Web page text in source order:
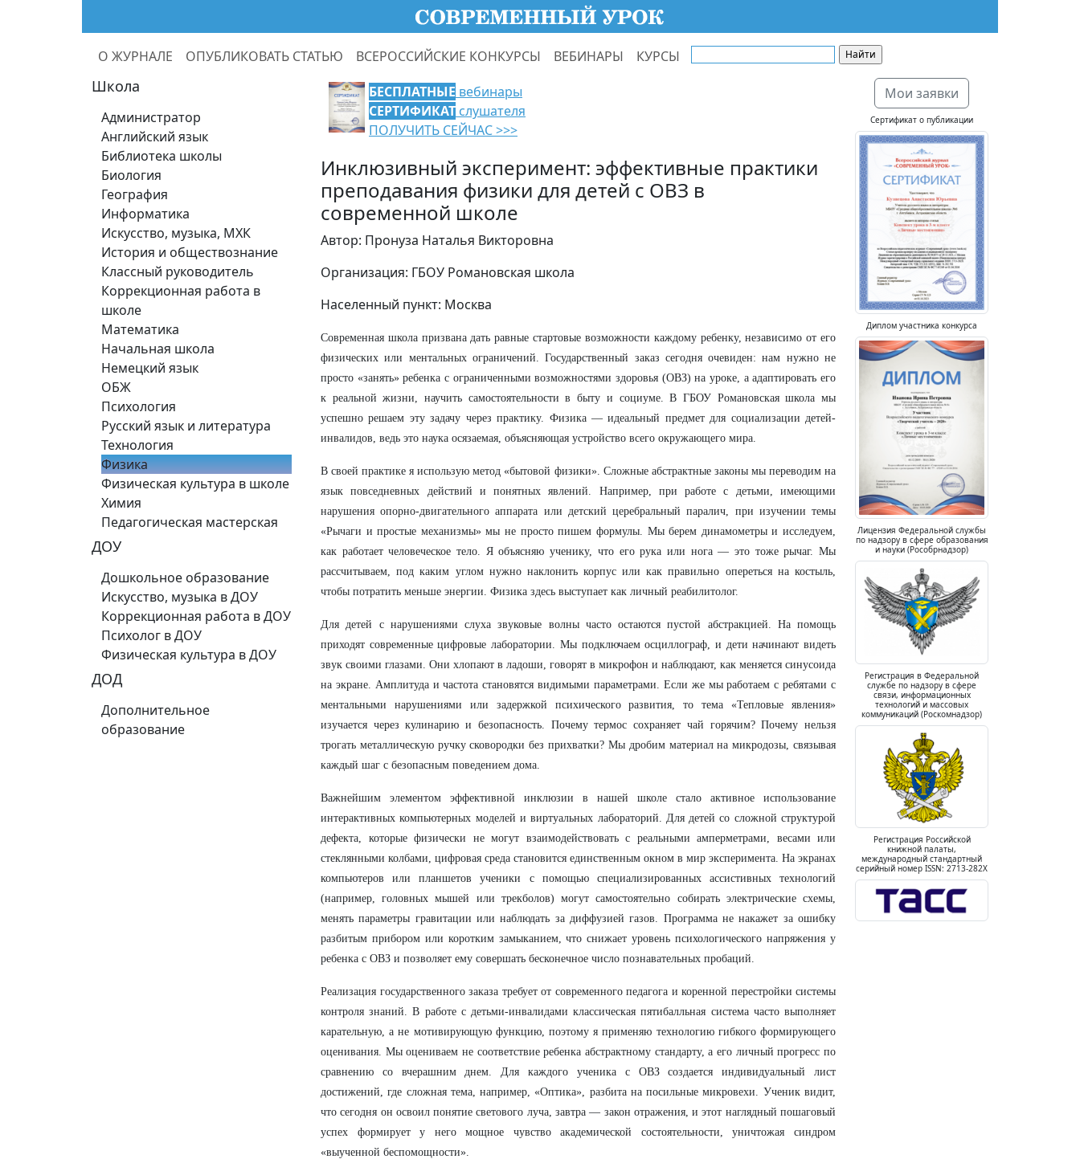
О ЖУРНАЛЕ ОПУБЛИКОВАТЬ СТАТЬЮ ВСЕРОССИЙСКИЕ КОНКУРСЫ ВЕБИНАРЫ КУРСЫ
Школа
Администратор
Английский язык
Библиотека школы
Биология
География
Информатика
Искусство, музыка, МХК
История и обществознание
Классный руководитель
Коррекционная работа в
школе
Математика
Начальная школа
Немецкий язык
ОБЖ
Психология
Русский язык и литература
Технология
Физика
Физическая культура в школе
Химия
Педагогическая мастерская
ДОУ
Дошкольное образование
Искусство, музыка в ДОУ
Коррекционная работа в ДОУ
Психолог в ДОУ
Физическая культура в ДОУ
ДОД
Дополнительное
образование
БЕСПЛАТНЫЕ вебинары
СЕРТИФИКАТ слушателя
ПОЛУЧИТЬ СЕЙЧАС >>>
Инклюзивный эксперимент: эффективные практики
преподавания физики для детей с ОВЗ в
современной школе
Автор: Пронуза Наталья Викторовна
Организация: ГБОУ Романовская школа
Населенный пункт: Москва
Современная школа призвана дать равные стартовые возможности каждому ребенку, независимо от его
физических или ментальных ограничений. Государственный заказ сегодня очевиден: нам нужно не
просто «занять» ребенка с ограниченными возможностями здоровья (ОВЗ) на уроке, а адаптировать его
к реальной жизни, научить самостоятельности в быту и социуме. В ГБОУ Романовская школа мы
успешно решаем эту задачу через практику. Физика — идеальный предмет для социализации детей-
инвалидов, ведь это наука осязаемая, объясняющая устройство всего окружающего мира.
В своей практике я использую метод «бытовой физики». Сложные абстрактные законы мы переводим на
язык повседневных действий и понятных явлений. Например, при работе с детьми, имеющими
нарушения опорно-двигательного аппарата или детский церебральный паралич, при изучении темы
«Рычаги и простые механизмы» мы не просто пишем формулы. Мы берем динамометры и исследуем,
как работает человеческое тело. Я объясняю ученику, что его рука или нога — это тоже рычаг. Мы
рассчитываем, под каким углом нужно наклонить корпус или как правильно опереться на костыль,
чтобы потратить меньше энергии. Физика здесь выступает как личный реабилитолог.
Для детей с нарушениями слуха звуковые волны часто остаются пустой абстракцией. На помощь
приходят современные цифровые лаборатории. Мы подключаем осциллограф, и дети начинают видеть
звук своими глазами. Они хлопают в ладоши, говорят в микрофон и наблюдают, как меняется синусоида
на экране. Амплитуда и частота становятся видимыми параметрами. Если же мы работаем с ребятами с
ментальными нарушениями или задержкой психического развития, то тема «Тепловые явления»
изучается через кулинарию и безопасность. Почему термос сохраняет чай горячим? Почему нельзя
трогать металлическую ручку сковородки без прихватки? Мы дробим материал на микродозы, связывая
каждый шаг с безопасным поведением дома.
Важнейшим элементом эффективной инклюзии в нашей школе стало активное использование
интерактивных компьютерных моделей и виртуальных лабораторий. Для детей со сложной структурой
дефекта, которые физически не могут взаимодействовать с реальными амперметрами, весами или
стеклянными колбами, цифровая среда становится единственным окном в мир эксперимента. На экранах
компьютеров или планшетов ученики с помощью специализированных ассистивных технологий
(например, головных мышей или трекболов) могут самостоятельно собирать электрические схемы,
менять параметры гравитации или наблюдать за диффузией газов. Программа не накажет за ошибку
разбитым прибором или коротким замыканием, что снижает уровень психологического напряжения у
ребенка с ОВЗ и позволяет ему совершать бесконечное число познавательных пробаций.
Реализация государственного заказа требует от современного педагога и коренной перестройки системы
контроля знаний. В работе с детьми-инвалидами классическая пятибалльная система часто выполняет
карательную, а не мотивирующую функцию, поэтому я применяю технологию гибкого формирующего
оценивания. Мы оцениваем не соответствие ребенка абстрактному стандарту, а его личный прогресс по
сравнению со вчерашним днем. Для каждого ученика с ОВЗ создается индивидуальный лист
достижений, где сложная тема, например, «Оптика», разбита на посильные микровехи. Ученик видит,
что сегодня он освоил понятие светового луча, завтра — закон отражения, и этот наглядный пошаговый
успех формирует у него мощное чувство академической состоятельности, уничтожая синдром
«выученной беспомощности».
Мои заявки
Сертификат о публикации
Диплом участника конкурса
Лицензия Федеральной службы
по надзору в сфере образования
и науки (Рособрнадзор)
Регистрация в Федеральной
службе по надзору в сфере
связи, информационных
технологий и массовых
коммуникаций (Роскомнадзор)
Регистрация Российской
книжной палаты,
международный стандартный
серийный номер ISSN: 2713-282X